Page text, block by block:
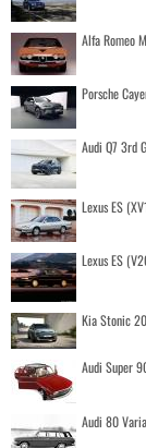
Alfa Romeo
Porsche
Audi Q7 3rd
Lexus ES
Lexus ES
Kia Stonic
Audi Super
Audi 80